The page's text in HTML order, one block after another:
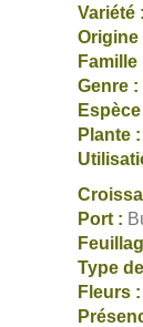
Variété :
Origine
Famille
Genre :
Espèce
Plante :
Port :
Type
Fleurs :